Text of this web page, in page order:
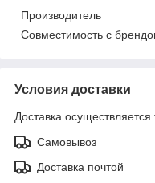
Производитель
Совместимость с
Условия доставки
Доставка
Самовывоз
Доставка почтой